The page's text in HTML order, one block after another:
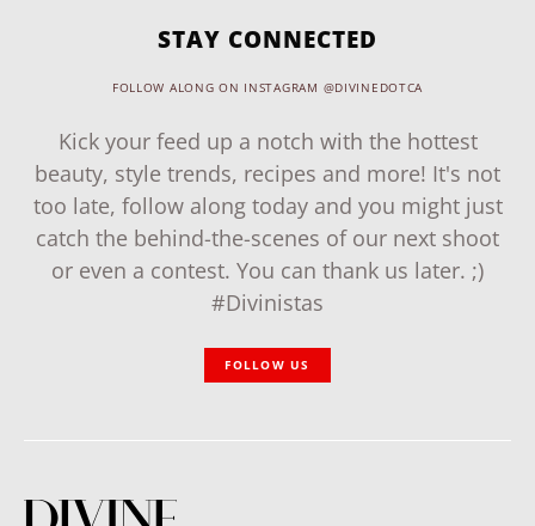
STAY CONNECTED
FOLLOW ALONG ON INSTAGRAM @DIVINEDOTCA
Kick your feed up a notch with the hottest
beauty, style trends, recipes and more! It's not
too late, follow along today and you might just
catch the behind-the-scenes of our next shoot
or even a contest. You can thank us later. ;)
#Divinistas
FOLLOW US